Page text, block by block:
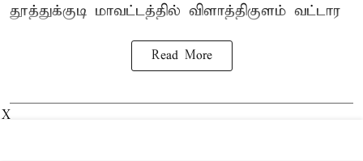
தூத்துக்குடி மாவட்டத்தில் விளாத்திகுளம் வட்டார
Read More
X